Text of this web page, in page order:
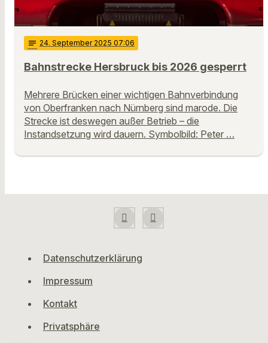
notes 24. September 2025 07:06
Bahnstrecke Hersbruck bis 2026 gesperrt
Mehrere Brücken einer wichtigen Bahnverbindung
von Oberfranken nach Nürnberg sind marode. Die
Strecke ist deswegen außer Betrieb – die
Instandsetzung wird dauern. Symbolbild: Peter …
Datenschutzerklärung
Impressum
Kontakt
Privatsphäre